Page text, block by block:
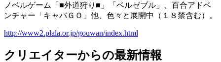
ノベルゲーム「■外道狩り■」「ベルゼブル」、百合アドベ
ンチャー「キャバＧＯ」他、色々と展開中（１８禁含む）。
http://www2.plala.or.jp/gouwan/index.html
クリエイターからの最新情報